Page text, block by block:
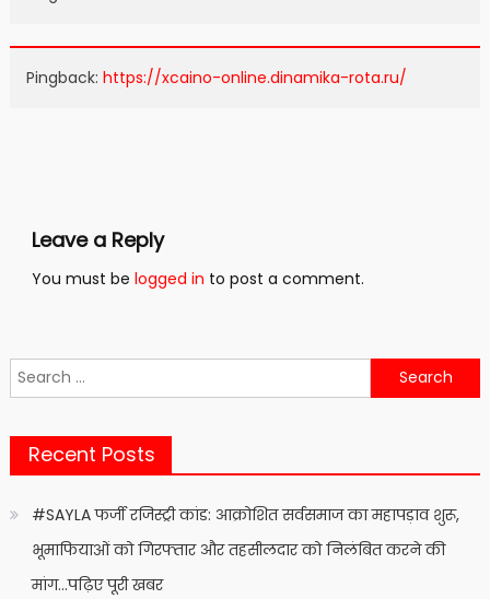
Pingback: https://xcaino-online.dinamika-rota.ru/
Leave a Reply
You must be logged in to post a comment.
Search
for:
Recent Posts
#SAYLA फर्जी रजिस्ट्री कांड: आक्रोशित सर्वसमाज का महापड़ाव शुरू,
भूमाफियाओं को गिरफ्तार और तहसीलदार को निलंबित करने की
मांग…पढ़िए पूरी खबर